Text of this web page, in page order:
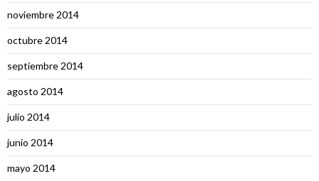
noviembre 2014
octubre 2014
septiembre 2014
agosto 2014
julio 2014
junio 2014
mayo 2014